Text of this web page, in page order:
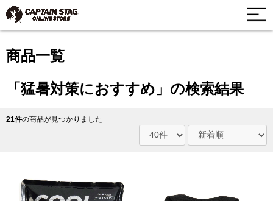
商品一覧
「猛暑対策におすすめ」の検索結果
21件の商品が見つかりました